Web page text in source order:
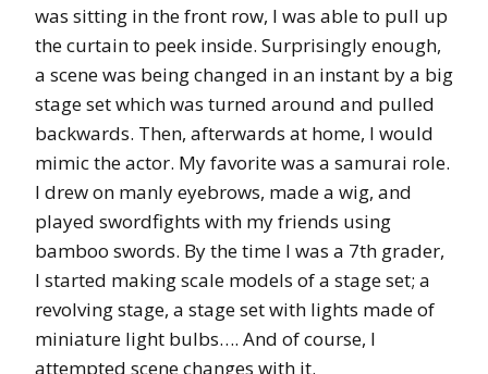
was sitting in the front row, I was able to pull up
the curtain to peek inside. Surprisingly enough,
a scene was being changed in an instant by a big
stage set which was turned around and pulled
backwards. Then, afterwards at home, I would
mimic the actor. My favorite was a samurai role.
I drew on manly eyebrows, made a wig, and
played swordfights with my friends using
bamboo swords. By the time I was a 7th grader,
I started making scale models of a stage set; a
revolving stage, a stage set with lights made of
miniature light bulbs…. And of course, I
attempted scene changes with it.